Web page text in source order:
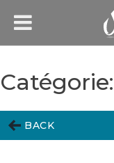
Catégorie:
BACK